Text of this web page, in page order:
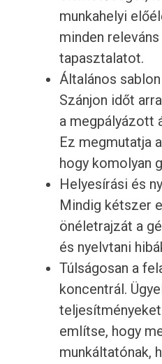
munkahelyi
minden
tapasztalatot.
Általános
Szánjon időt
a megpályázott
Ez megmutatja
hogy komolyan
Helyesírási és
Mindig kétszer
önéletrajzát a
és nyelvtani
Túlságosan a
koncentrál.
említse, hogy
munkáltatónak,